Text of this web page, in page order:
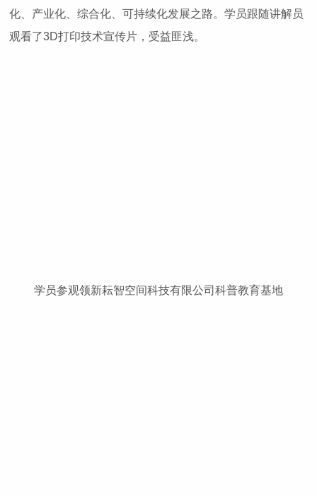
化、产业化、综合化、可持续化发展之路。学员跟随讲解员
观看了3D打印技术宣传片，受益匪浅。
学员参观领新耘智空间科技有限公司科普教育基地